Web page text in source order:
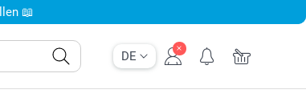
DE
📖